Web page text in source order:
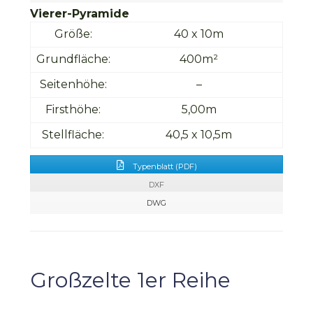
Vierer-Pyramide
Größe:
40 x 10m
Grundfläche:
400m²
Seitenhöhe:
–
Firsthöhe:
5,00m
Stellfläche:
40,5 x 10,5m
Typenblatt (PDF)
DXF
DWG
Großzelte 1er Reihe